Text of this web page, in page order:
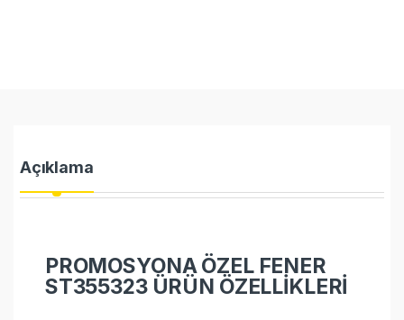
Açıklama
PROMOSYONA ÖZEL FENER
ST355323 ÜRÜN ÖZELLİKLERİ